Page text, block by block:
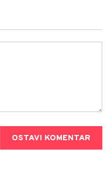
OSTAVI KOMENTAR